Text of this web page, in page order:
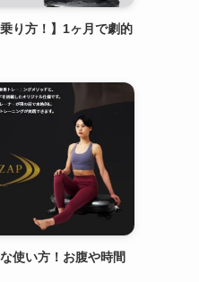
り方！】1ヶ月で劇的
使い方！お腹や時間